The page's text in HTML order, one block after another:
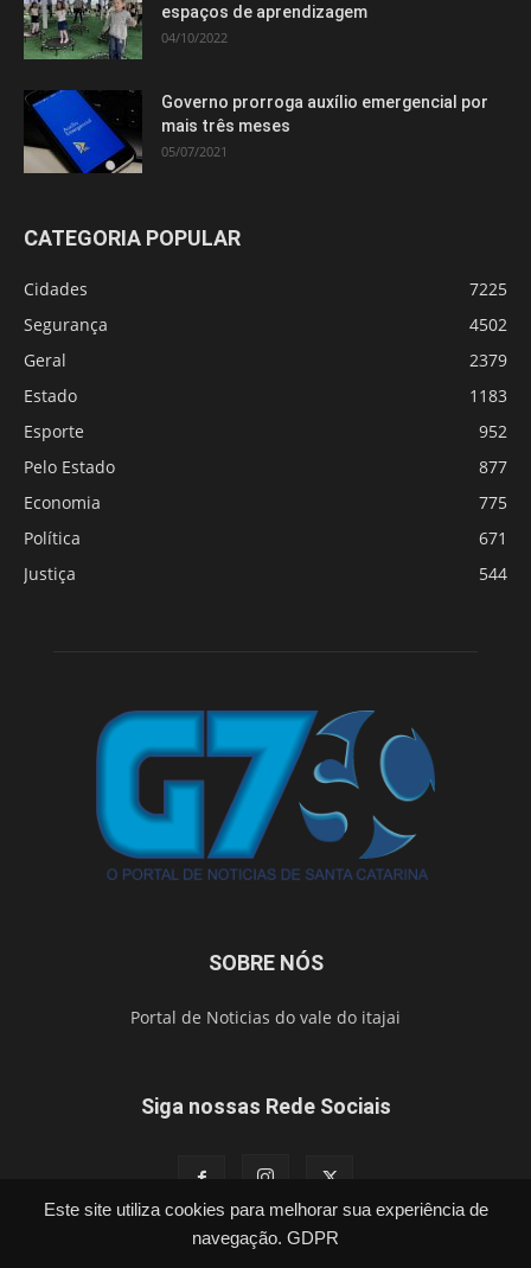
Este site utiliza cookies para melhorar sua experiência de
navegação. GDPR
espaços de aprendizagem
04/10/2022
Governo prorroga auxílio emergencial por
mais três meses
05/07/2021
CATEGORIA POPULAR
Cidades
7225
Segurança
4502
Geral
2379
Estado
1183
Esporte
952
Pelo Estado
877
Economia
775
Política
671
Justiça
544
SOBRE NÓS
Portal de Noticias do vale do itajai
Siga nossas Rede Sociais